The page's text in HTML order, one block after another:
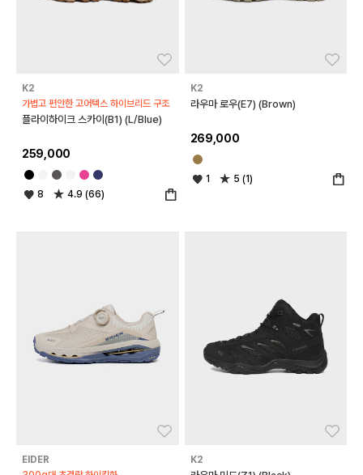
K2
가볍고 편안한 고어텍스 하이브리드 구조
플라이하이크 스카이(B1) (L/Blue)
259,000
8 4.9 (66)
K2
라우마 로우(E7) (Brown)
269,000
1 5 (1)
EIDER
K2